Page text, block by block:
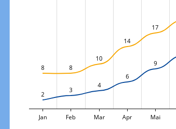
8 8
10
14
17
2
3
4
6
9
Jan Feb Mar Apr Mai